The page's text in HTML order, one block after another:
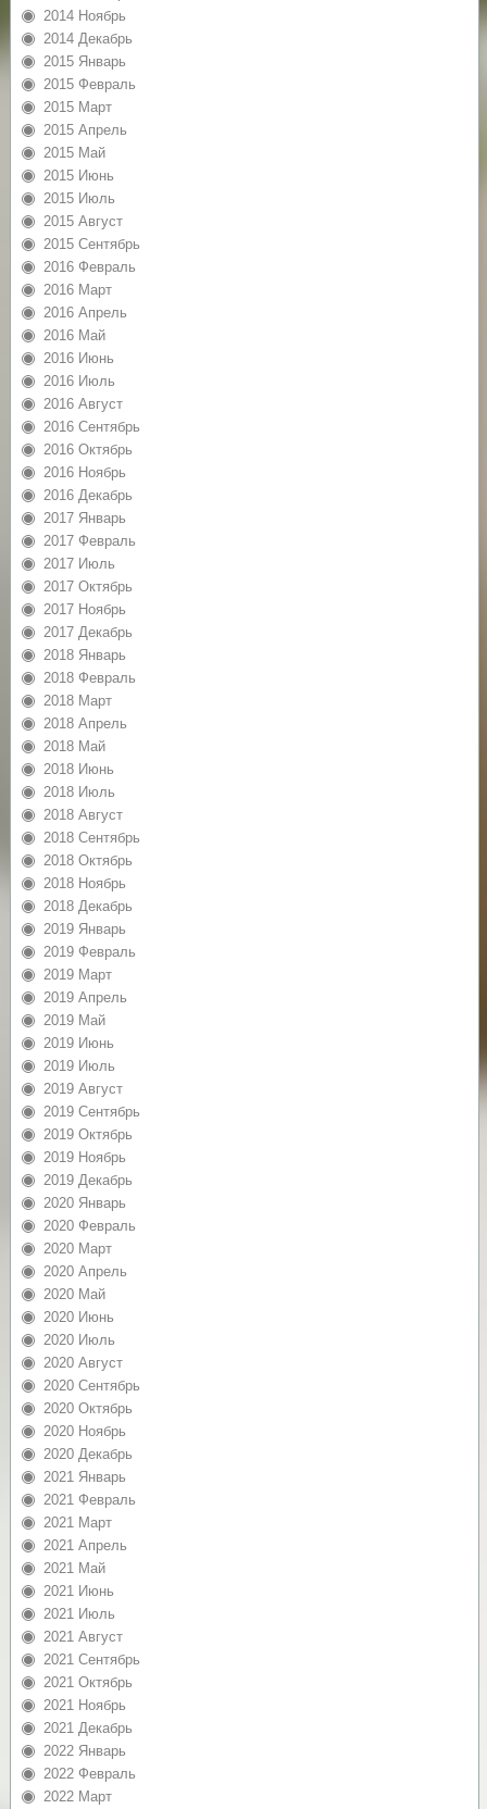
2014 Ноябрь
2014 Декабрь
2015 Январь
2015 Февраль
2015 Март
2015 Апрель
2015 Май
2015 Июнь
2015 Июль
2015 Август
2015 Сентябрь
2016 Февраль
2016 Март
2016 Апрель
2016 Май
2016 Июнь
2016 Июль
2016 Август
2016 Сентябрь
2016 Октябрь
2016 Ноябрь
2016 Декабрь
2017 Январь
2017 Февраль
2017 Июль
2017 Октябрь
2017 Ноябрь
2017 Декабрь
2018 Январь
2018 Февраль
2018 Март
2018 Апрель
2018 Май
2018 Июнь
2018 Июль
2018 Август
2018 Сентябрь
2018 Октябрь
2018 Ноябрь
2018 Декабрь
2019 Январь
2019 Февраль
2019 Март
2019 Апрель
2019 Май
2019 Июнь
2019 Июль
2019 Август
2019 Сентябрь
2019 Октябрь
2019 Ноябрь
2019 Декабрь
2020 Январь
2020 Февраль
2020 Март
2020 Апрель
2020 Май
2020 Июнь
2020 Июль
2020 Август
2020 Сентябрь
2020 Октябрь
2020 Ноябрь
2020 Декабрь
2021 Январь
2021 Февраль
2021 Март
2021 Апрель
2021 Май
2021 Июнь
2021 Июль
2021 Август
2021 Сентябрь
2021 Октябрь
2021 Ноябрь
2021 Декабрь
2022 Январь
2022 Февраль
2022 Март